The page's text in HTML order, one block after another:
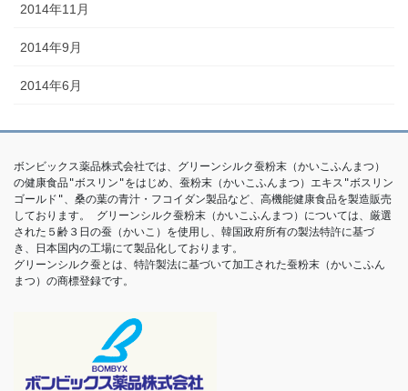
2014年11月
2014年9月
2014年6月
ボンビックス薬品株式会社では、グリーンシルク蚕粉末（かいこふんまつ）
の健康食品"ボスリン"をはじめ、蚕粉末（かいこふんまつ）エキス"ボスリン
ゴールド"、桑の葉の青汁・フコイダン製品など、高機能健康食品を製造販売
しております。 グリーンシルク蚕粉末（かいこふんまつ）については、厳選
された５齢３日の蚕（かいこ）を使用し、韓国政府所有の製法特許に基づ
き、日本国内の工場にて製品化しております。
グリーンシルク蚕とは、特許製法に基づいて加工された蚕粉末（かいこふん
まつ）の商標登録です。